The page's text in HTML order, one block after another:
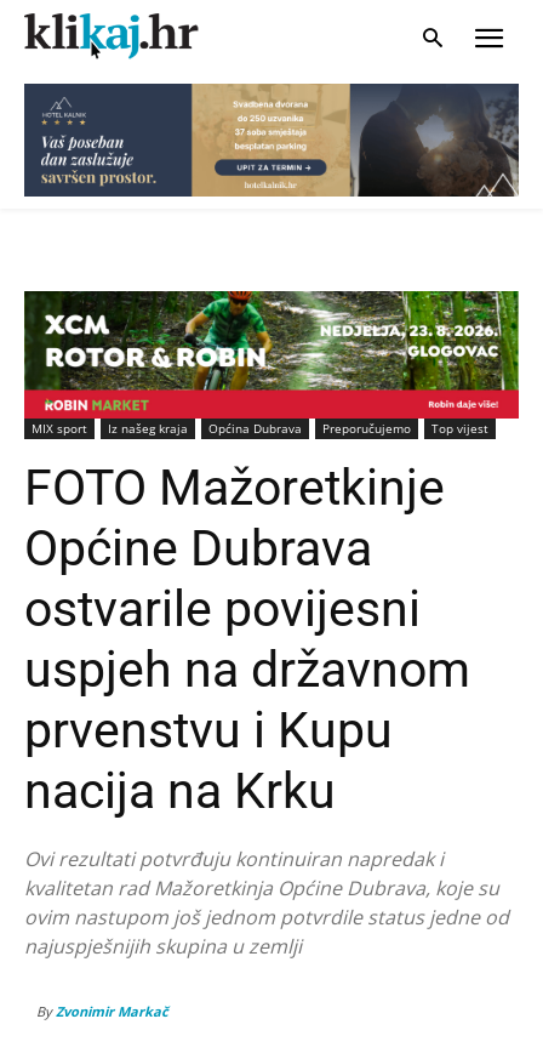
MIX sport Iz našeg kraja Općina Dubrava Preporučujemo Top vijest
FOTO Mažoretkinje
Općine Dubrava
ostvarile povijesni
uspjeh na državnom
prvenstvu i Kupu
nacija na Krku
Ovi rezultati potvrđuju kontinuiran napredak i
kvalitetan rad Mažoretkinja Općine Dubrava, koje su
ovim nastupom još jednom potvrdile status jedne od
najuspješnijih skupina u zemlji
By Zvonimir Markač